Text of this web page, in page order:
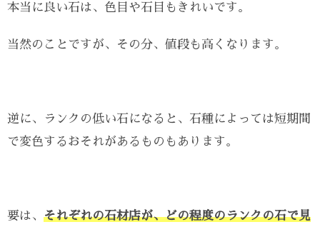
本当に良い石は、色目や石目もきれいです。
当然のことですが、その分、値段も高くなります。
逆に、ランクの低い石になると、石種によっては短期間
で変色するおそれがあるものもあります。
要は、 それぞれの石材店が、どの程度のランクの石で見